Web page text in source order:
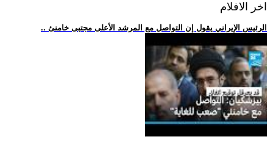
اخر الافلام
.. الرئيس الإيراني يقول إن التواصل مع المرشد الأعلى مجتبى خامنئ